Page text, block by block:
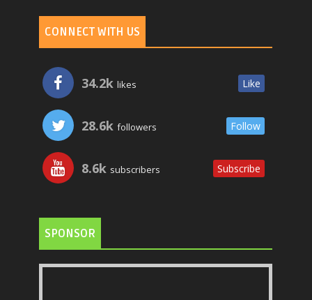
CONNECT WITH US
34.2k likes Like
28.6k followers Follow
8.6k subscribers Subscribe
SPONSOR